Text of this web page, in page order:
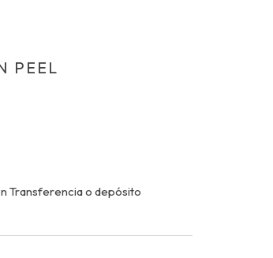
PEEL
Transferencia o depósito